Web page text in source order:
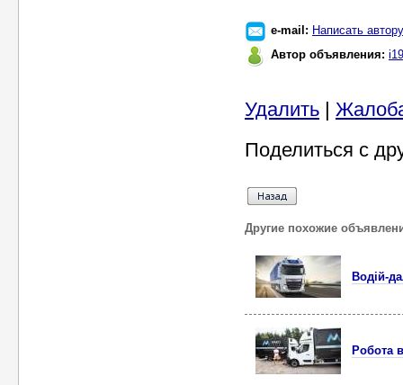
e-mail: Написать автору
Автор объявления:
Удалить |
Поделиться с
Другие похожие
Водій-
Робота